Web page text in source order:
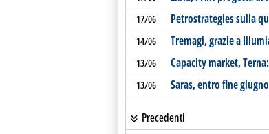
17/06 Petrostrategies sulla
14/06 Tremagi, grazie a
13/06 Capacity market,
13/06 Saras, entro fine
Precedenti